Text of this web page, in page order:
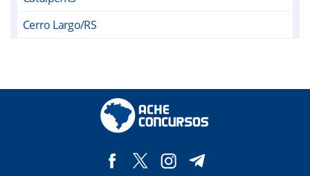
Cerro Largo/RS
Eugênio de Castro/RS